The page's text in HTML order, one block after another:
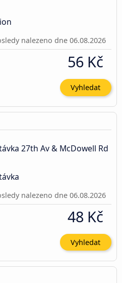
nalezeno dne 06.08.2026
56 Kč
Vyhledat
27th Av & McDowell Rd
nalezeno dne 06.08.2026
48 Kč
Vyhledat